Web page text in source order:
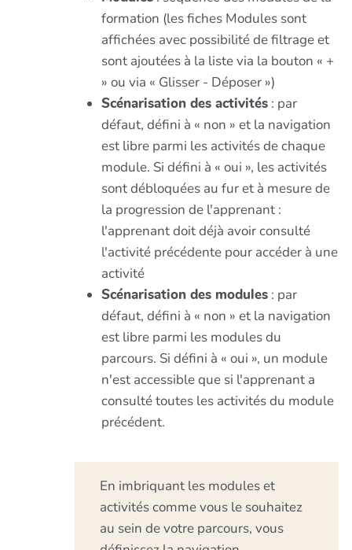
formation (les fiches Modules sont
affichées avec possibilité de filtrage et
sont ajoutées à la liste via la bouton « +
» ou via « Glisser - Déposer »)
Scénarisation des activités : par
défaut, défini à « non » et la navigation
est libre parmi les activités de chaque
module. Si défini à « oui », les activités
sont débloquées au fur et à mesure de
la progression de l'apprenant :
l'apprenant doit déjà avoir consulté
l'activité précédente pour accéder à une
activité
Scénarisation des modules : par
défaut, défini à « non » et la navigation
est libre parmi les modules du
parcours. Si défini à « oui », un module
n'est accessible que si l'apprenant a
consulté toutes les activités du module
précédent.
En imbriquant les modules et
activités comme vous le souhaitez
au sein de votre parcours, vous